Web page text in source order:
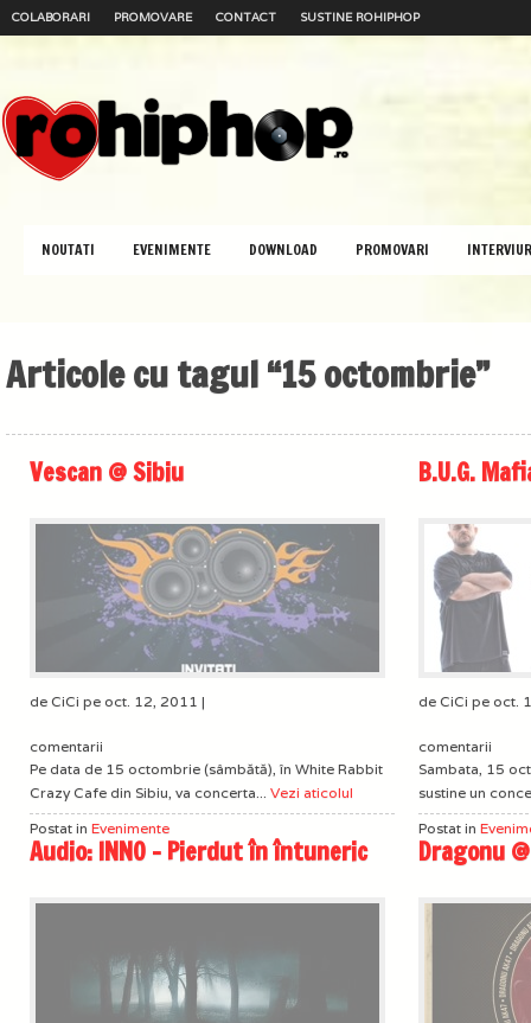
COLABORARI PROMOVARE CONTACT SUSTINE ROHIPHOP
NOUTATI EVENIMENTE DOWNLOAD PROMOVARI
Articole cu tagul “15 octombrie”
Vescan @ Sibiu
de CiCi pe oct. 12, 2011 |
comentarii
Pe data de 15 octombrie (sâmbătă), în White Rabbit
Crazy Cafe din Sibiu, va concerta... Vezi aticolul
Postat in Evenimente
B.U.G.
de CiCi pe oct.
comentarii
Sambata, 15
sustine un
Postat in
Audio: INNO – Pierdut în întuneric Dragonu